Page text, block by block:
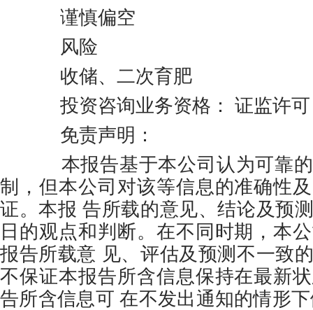
谨慎偏空
风险
收储、二次育肥
投资咨询业务资格： 证监许可
免责声明：
本报告基于本公司认为可靠的
制，但本公司对该等信息的准确性
证。本报 告所载的意见、结论及预
日的观点和判断。在不同时期，本
报告所载意 见、评估及预测不一致
不保证本报告所含信息保持在最新
告所含信息可 在不发出通知的情形